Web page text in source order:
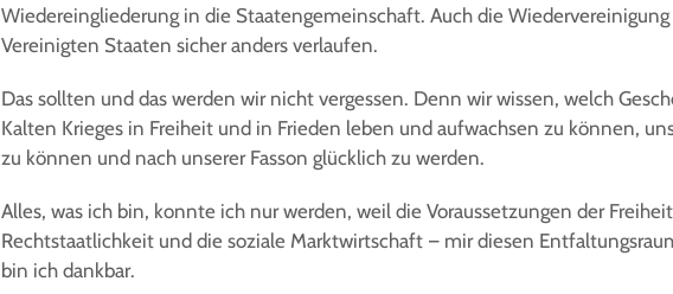
Wiedereingliederung in die Staatengemeinschaft. Auch die Wiedervereinigung
Vereinigten Staaten sicher anders verlaufen.
Das sollten und das werden wir nicht vergessen. Denn wir wissen, welch
Kalten Krieges in Freiheit und in Frieden leben und aufwachsen zu können,
zu können und nach unserer Fasson glücklich zu werden.
Alles, was ich bin, konnte ich nur werden, weil die Voraussetzungen der
Rechtstaatlichkeit und die soziale Marktwirtschaft – mir diesen
bin ich dankbar.